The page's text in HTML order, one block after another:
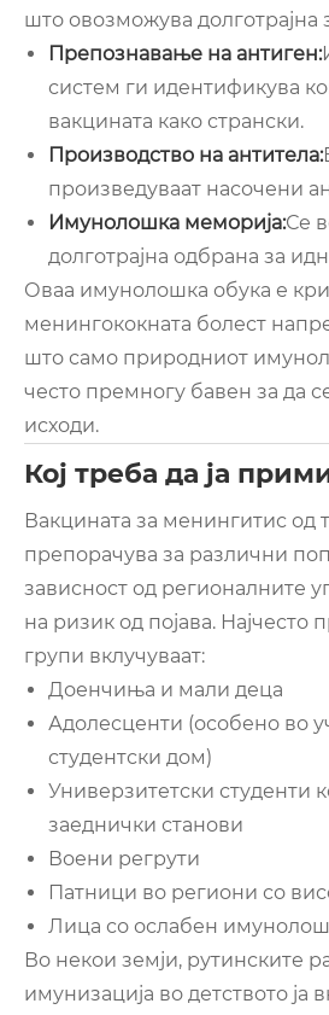
што овозможува долготрајна
Препознавање на антиген:
систем ги идентификува
вакцината како странски.
Производство на антитела:
произведуваат насочени
Имунолошка меморија:Се
долготрајна одбрана за
Оваа имунолошка обука е
менингококната болест
што само природниот
често премногу бавен за да
исходи.
Кој треба да ја
Вакцината за менингитис од
препорачува за различни
зависност од регионалните
на ризик од појава. Најчесто
групи вклучуваат:
Доенчиња и мали деца
Адолесценти (особено во
студентски дом)
Универзитетски студенти
заеднички станови
Воени регрути
Патници во региони со
Лица со ослабен
Во некои земји, рутинските
имунизација во детството ја